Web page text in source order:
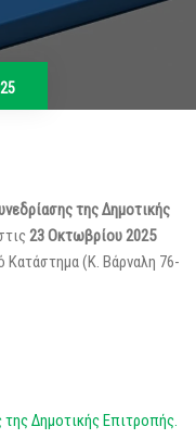
της Δημοτικής
23 Οκτωβρίου 2025
Κατάστημα (Κ. Βάρναλη 76-
Δημοτικής Επιτροπής.